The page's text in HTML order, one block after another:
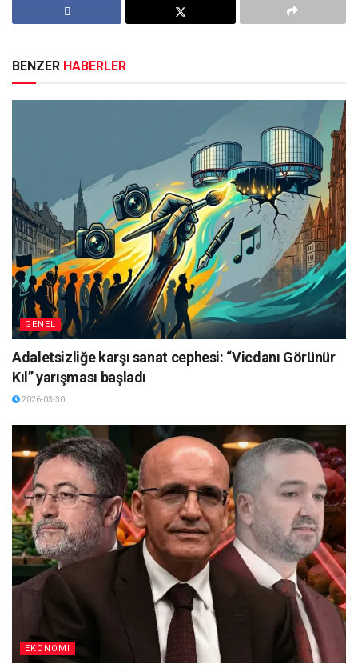
BENZER HABERLER
GENEL
Adaletsizliğe karşı sanat cephesi: “Vicdanı Görünür
Kıl” yarışması başladı
2026-03-30
EKONOMI